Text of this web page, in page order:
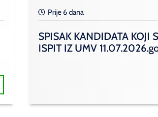
Prije 6 dana
SPISAK KANDIDATA KOJI
ISPIT IZ UMV